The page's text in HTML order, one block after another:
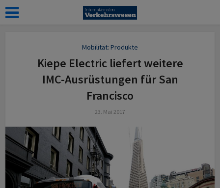
Mobilität: Produkte
Kiepe Electric liefert weitere
IMC-Ausrüstungen für San
Francisco
23. Mai 2017